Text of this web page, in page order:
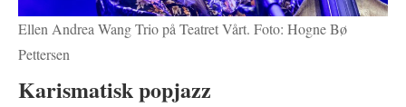
Ellen Andrea Wang Trio på Teatret Vårt. Foto: Hogne Bø
Pettersen
Karismatisk popjazz